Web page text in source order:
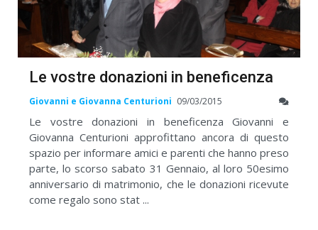
Le vostre donazioni in beneficenza
Giovanni e Giovanna Centurioni 09/03/2015
Le vostre donazioni in beneficenza Giovanni e
Giovanna Centurioni approfittano ancora di questo
spazio per informare amici e parenti che hanno preso
parte, lo scorso sabato 31 Gennaio, al loro 50esimo
anniversario di matrimonio, che le donazioni ricevute
come regalo sono stat ...